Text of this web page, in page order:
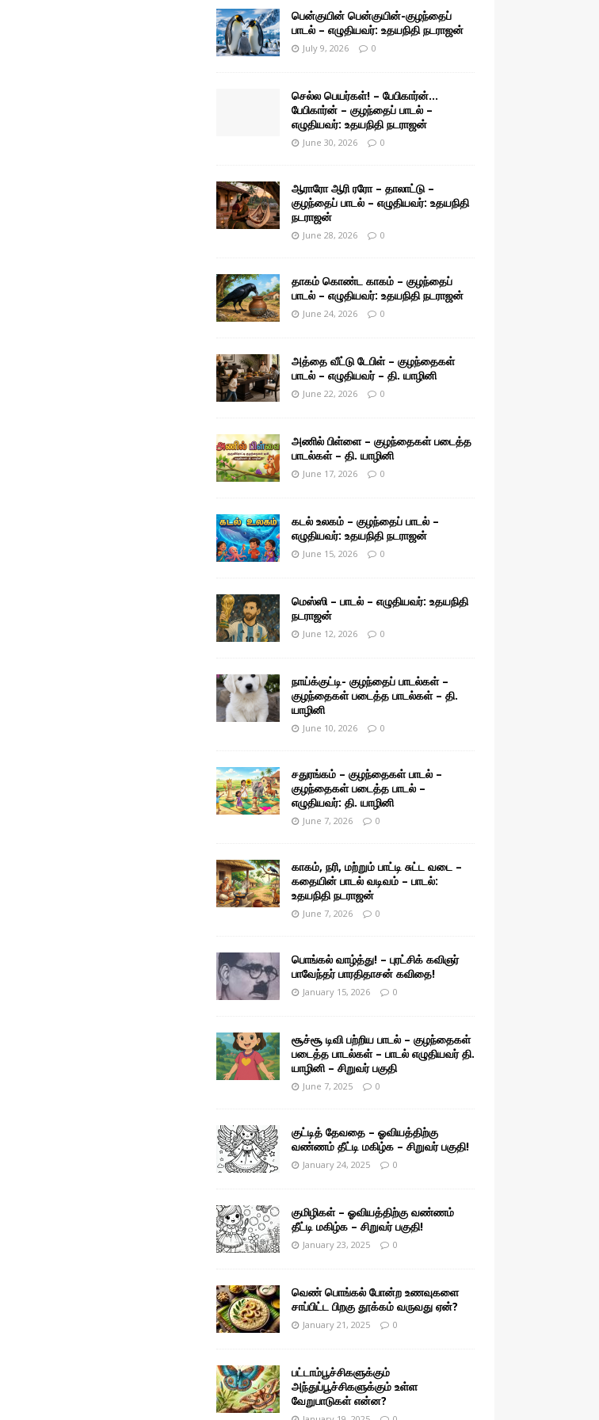
பென்குயின் பென்குயின்-குழந்தைப்
பாடல் – எழுதியவர்: உதயநிதி நடராஜன்
July 9, 2026 0
செல்ல பெயர்கள்! – பேபிகார்ன்…
பேபிகார்ன் – குழந்தைப் பாடல் –
எழுதியவர்: உதயநிதி நடராஜன்
June 30, 2026 0
ஆராரோ ஆரி ரரோ – தாலாட்டு –
குழந்தைப் பாடல் – எழுதியவர்: உதயநிதி
நடராஜன்
June 28, 2026 0
தாகம் கொண்ட காகம் – குழந்தைப்
பாடல் – எழுதியவர்: உதயநிதி நடராஜன்
June 24, 2026 0
அத்தை வீட்டு டேபிள் – குழந்தைகள்
பாடல் – எழுதியவர் – தி. யாழினி
June 22, 2026 0
அணில் பிள்ளை – குழந்தைகள் படைத்த
பாடல்கள் – தி. யாழினி
June 17, 2026 0
கடல் உலகம் – குழந்தைப் பாடல் –
எழுதியவர்: உதயநிதி நடராஜன்
June 15, 2026 0
மெஸ்ஸி – பாடல் – எழுதியவர்: உதயநிதி
நடராஜன்
June 12, 2026 0
நாய்க்குட்டி- குழந்தைப் பாடல்கள் –
குழந்தைகள் படைத்த பாடல்கள் – தி.
யாழினி
June 10, 2026 0
சதுரங்கம் – குழந்தைகள் பாடல் –
குழந்தைகள் படைத்த பாடல் –
எழுதியவர்: தி. யாழினி
June 7, 2026 0
காகம், நரி, மற்றும் பாட்டி சுட்ட வடை –
கதையின் பாடல் வடிவம் – பாடல்:
உதயநிதி நடராஜன்
June 7, 2026 0
பொங்கல் வாழ்த்து! – புரட்சிக் கவிஞர்
பாவேந்தர் பாரதிதாசன் கவிதை!
January 15, 2026 0
சூச்சூ டிவி பற்றிய பாடல் – குழந்தைகள்
படைத்த பாடல்கள் – பாடல் எழுதியவர் தி.
யாழினி – சிறுவர் பகுதி
June 7, 2025 0
குட்டித் தேவதை – ஓவியத்திற்கு
வண்ணம் தீட்டி மகிழ்க – சிறுவர் பகுதி!
January 24, 2025 0
குமிழிகள் – ஓவியத்திற்கு வண்ணம்
தீட்டி மகிழ்க – சிறுவர் பகுதி!
January 23, 2025 0
வெண் பொங்கல் போன்ற உணவுகளை
சாப்பிட்ட பிறகு தூக்கம் வருவது ஏன்?
January 21, 2025 0
பட்டாம்பூச்சிகளுக்கும்
அந்துப்பூச்சிகளுக்கும் உள்ள
வேறுபாடுகள் என்ன?